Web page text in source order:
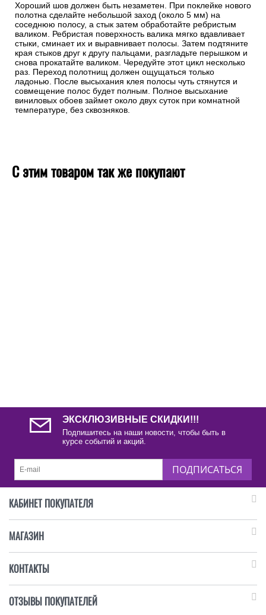
Хороший шов должен быть незаметен. При поклейке нового
полотна сделайте небольшой заход (около 5 мм) на
соседнюю полосу, а стык затем обработайте ребристым
валиком. Ребристая поверхность валика мягко вдавливает
стыки, сминает их и выравнивает полосы. Затем подтяните
края стыков друг к другу пальцами, разгладьте перышком и
снова прокатайте валиком. Чередуйте этот цикл несколько
раз. Переход полотнищ должен ощущаться только
ладонью. После высыхания клея полосы чуть стянутся и
совмещение полос будет полным. Полное высыхание
виниловых обоев займет около двух суток при комнатной
температуре, без сквозняков.
С этим товаром так же покупают
ЭКСКЛЮЗИВНЫЕ СКИДКИ!!!
Подпишитесь на наши новости, чтобы быть в
курсе событий и акций.
ПОДПИСАТЬСЯ
КАБИНЕТ ПОКУПАТЕЛЯ
МАГАЗИН
КОНТАКТЫ
ОТЗЫВЫ ПОКУПАТЕЛЕЙ